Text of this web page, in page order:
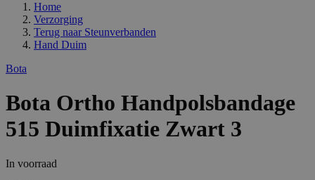
Home
Verzorging
Terug naar Steunverbanden
Hand Duim
Bota
Bota Ortho Handpolsbandage
515 Duimfixatie Zwart 3
In voorraad